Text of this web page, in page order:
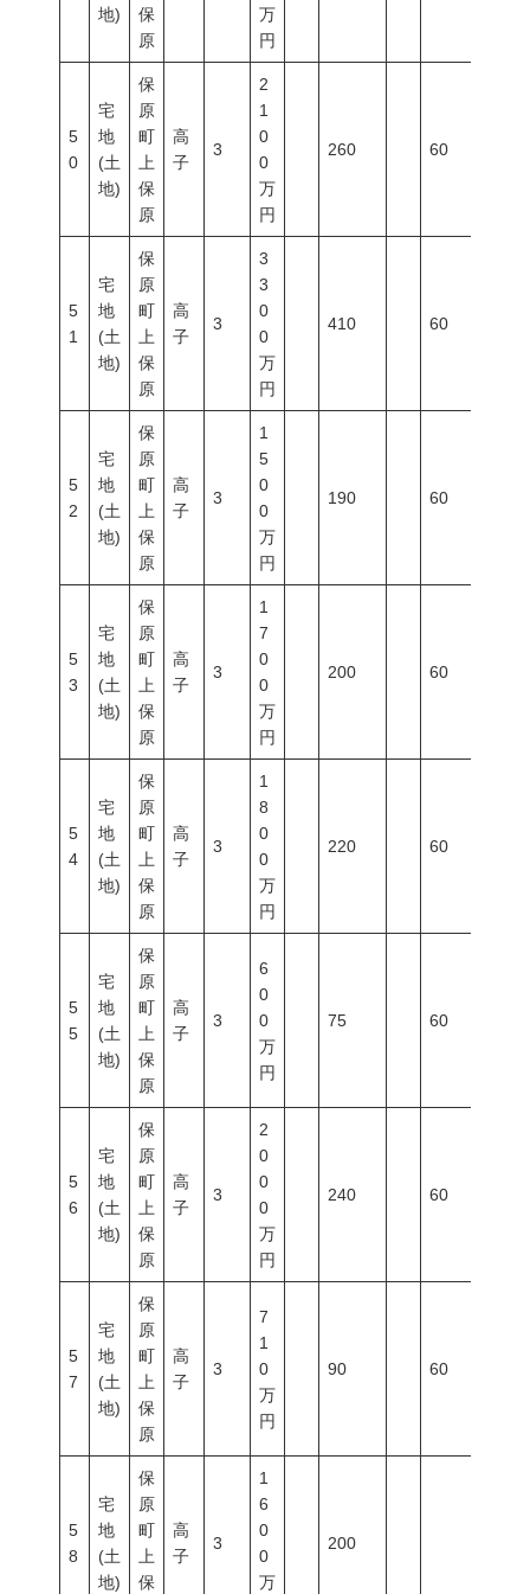
地)
保
原
万
円
5
0
宅
地
(土
地)
保
原
町
上
保
原
高
子
3
2
1
0
0
万
円
260 60
5
1
宅
地
(土
地)
保
原
町
上
保
原
高
子
3
3
3
0
0
万
円
410 60
5
2
宅
地
(土
地)
保
原
町
上
保
原
高
子
3
1
5
0
0
万
円
190 60
5
3
宅
地
(土
地)
保
原
町
上
保
原
高
子
3
1
7
0
0
万
円
200 60
5
4
宅
地
(土
地)
保
原
町
上
保
原
高
子
3
1
8
0
0
万
円
220 60
5
5
宅
地
(土
地)
保
原
町
上
保
原
高
子
3
6
0
0
万
円
75 60
5
6
宅
地
(土
地)
保
原
町
上
保
原
高
子
3
2
0
0
0
万
円
240 60
5
7
宅
地
(土
地)
保
原
町
上
保
原
高
子
3
7
1
0
万
円
90 60
5
8
宅
地
(土
地)
保
原
町
上
保
高
子
3
1
6
0
0
万
200